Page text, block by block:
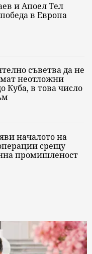
и Апоел Тел
в Европа
съветва да не
неотложни
Куба, в това число
началото на
срещу
промишленост